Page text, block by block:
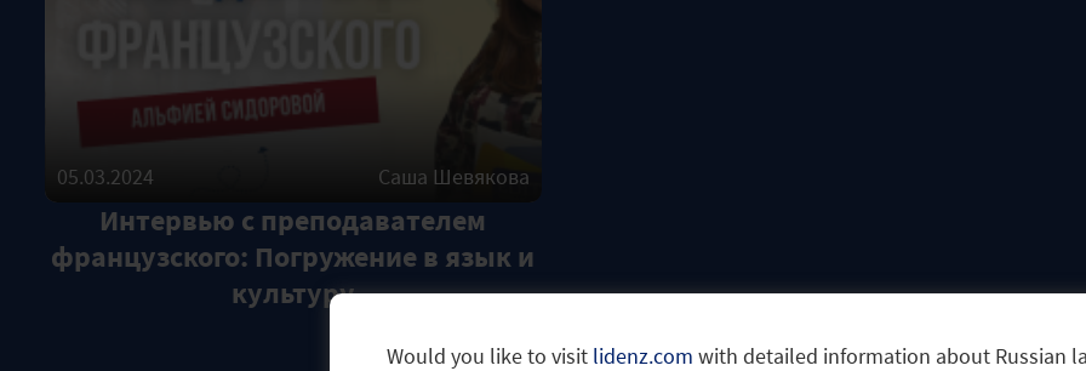
Would you like to visit lidenz.com with detailed information about Russian
05.03.2024 Саша Шевякова
Интервью с преподавателем
французского: Погружение в язык и
культуру